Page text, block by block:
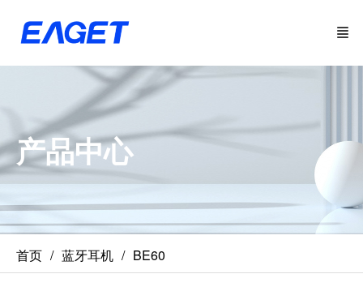
产品中心
首页 蓝牙耳机 BE60